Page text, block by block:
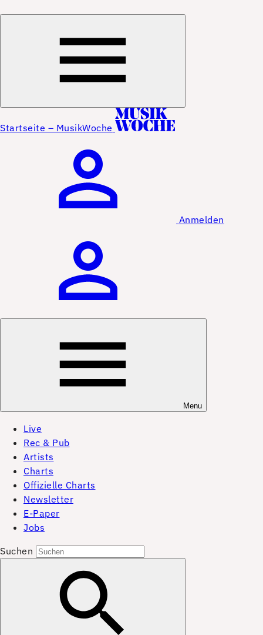
Startseite – MusikWoche
Anmelden
Menu
Live
Rec & Pub
Artists
Charts
Offizielle Charts
Newsletter
E-Paper
Jobs
Suchen